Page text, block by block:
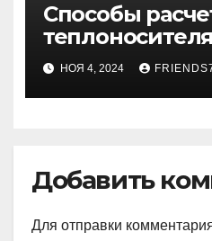
Способы
системы
НОЯ 4, 2024
Добавить
Для отправки